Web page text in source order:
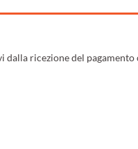
ricezione del